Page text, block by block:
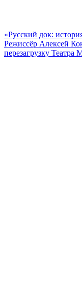
«Русский док:
Режиссёр Алексей
перезагрузку Театра